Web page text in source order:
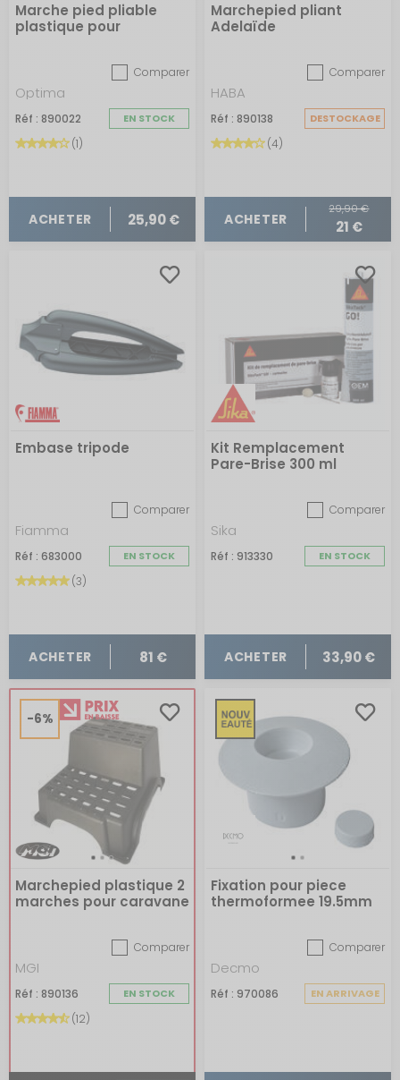
Marche pied pliable
plastique pour
Comparer
Optima
Réf : 890022 EN STOCK
(1)
ACHETER 25,90 €
Marchepied pliant
Adelaïde
Comparer
HABA
Réf : 890138 DESTOCKAGE
(4)
ACHETER
29,90 €
21 €
Embase tripode
Comparer
Fiamma
Réf : 683000 EN STOCK
(3)
ACHETER 81 €
Kit Remplacement
Pare-Brise 300 ml
Comparer
Sika
Réf : 913330 EN STOCK
ACHETER 33,90 €
-6%
Marchepied plastique 2
marches pour caravane
Comparer
MGI
Réf : 890136 EN STOCK
(12)
Fixation pour piece
thermoformee 19.5mm
Comparer
Decmo
Réf : 970086 EN ARRIVAGE